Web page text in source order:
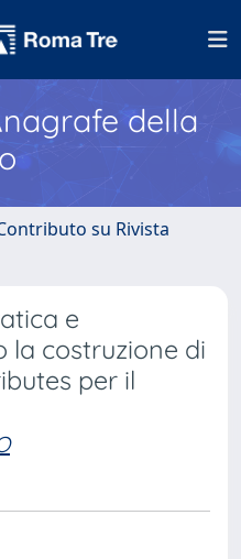
della
su Rivista
e
la costruzione di
per il